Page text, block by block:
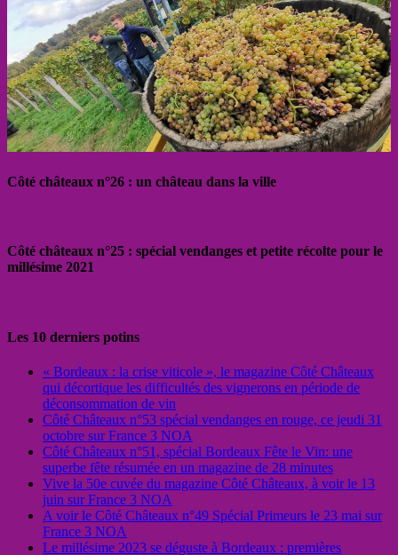
Côté châteaux n°26 : un château dans la ville
Côté châteaux n°25 : spécial vendanges et petite récolte pour le
millésime 2021
Les 10 derniers potins
« Bordeaux : la crise viticole », le magazine Côté Châteaux
qui décortique les difficultés des vignerons en période de
déconsommation de vin
Côté Châteaux n°53 spécial vendanges en rouge, ce jeudi 31
octobre sur France 3 NOA
Côté Châteaux n°51, spécial Bordeaux Fête le Vin: une
superbe fête résumée en un magazine de 28 minutes
Vive la 50e cuvée du magazine Côté Châteaux, à voir le 13
juin sur France 3 NOA
A voir le Côté Châteaux n°49 Spécial Primeurs le 23 mai sur
France 3 NOA
Le millésime 2023 se déguste à Bordeaux : premières